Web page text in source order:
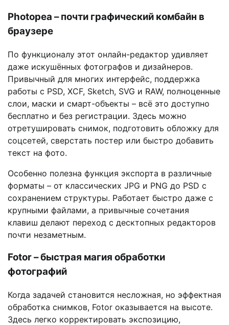
Photopea – почти графический комбайн в
браузере
По функционалу этот онлайн-редактор удивляет
даже искушённых фотографов и дизайнеров.
Привычный для многих интерфейс, поддержка
работы с PSD, XCF, Sketch, SVG и RAW, полноценные
слои, маски и смарт-объекты – всё это доступно
бесплатно и без регистрации. Здесь можно
отретушировать снимок, подготовить обложку для
соцсетей, сверстать постер или быстро добавить
текст на фото.
Особенно полезна функция экспорта в различные
форматы – от классических JPG и PNG до PSD с
сохранением структуры. Работает быстро даже с
крупными файлами, а привычные сочетания
клавиш делают переход с десктопных редакторов
почти незаметным.
Fotor – быстрая магия обработки
фотографий
Когда задачей становится несложная, но эффектная
обработка снимков, Fotor оказывается на высоте.
Здесь легко корректировать экспозицию,